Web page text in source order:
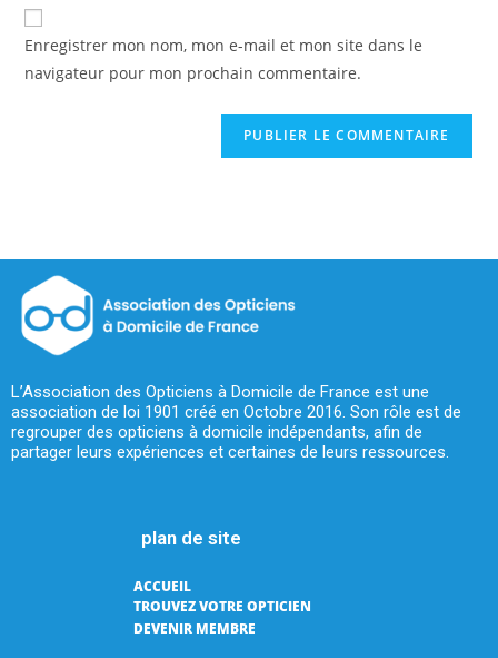
Enregistrer mon nom, mon e-mail et mon site dans le
navigateur pour mon prochain commentaire.
L’Association des Opticiens à Domicile de France est une
association de loi 1901 créé en Octobre 2016. Son rôle est de
regrouper des opticiens à domicile indépendants, afin de
partager leurs expériences et certaines de leurs ressources.
plan de site
ACCUEIL
TROUVEZ VOTRE OPTICIEN
DEVENIR MEMBRE